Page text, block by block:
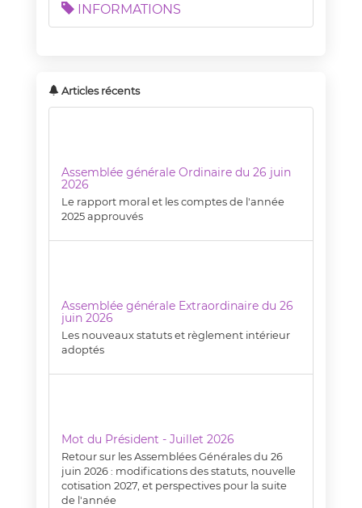
INFORMATIONS
Articles récents
Assemblée générale Ordinaire du 26 juin
2026
Le rapport moral et les comptes de l'année
2025 approuvés
Assemblée générale Extraordinaire du 26
juin 2026
Les nouveaux statuts et règlement intérieur
adoptés
Mot du Président - Juillet 2026
Retour sur les Assemblées Générales du 26
juin 2026 : modifications des statuts, nouvelle
cotisation 2027, et perspectives pour la suite
de l'année